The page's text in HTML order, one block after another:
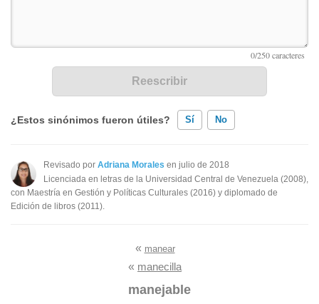
¿Estos sinónimos fueron útiles? Sí No
Existen sinónimos incorrectos
Ninguno de los sinónimos presentados me ayudó
Revisado por Adriana Morales en julio de 2018
Licenciada en letras de la Universidad Central de Venezuela (2008),
con Maestría en Gestión y Políticas Culturales (2016) y diplomado de
Edición de libros (2011).
« manear
« manecilla
manejable